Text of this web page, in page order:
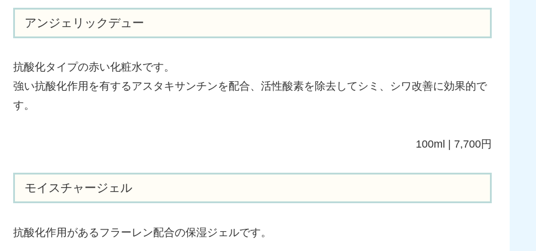
アンジェリックデュー
抗酸化タイプの赤い化粧水です。
強い抗酸化作用を有するアスタキサンチンを配合、活性酸素を除去してシミ、シワ改善に効果的で
す。
100ml | 7,700円
モイスチャージェル
抗酸化作用があるフラーレン配合の保湿ジェルです。